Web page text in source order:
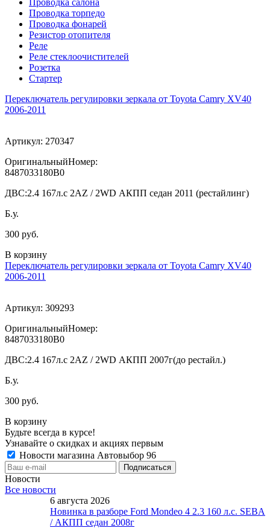
Проводка торпедо
Проводка фонарей
Резистор отопителя
Реле
Реле стеклоочистителей
Розетка
Стартер
Переключатель регулировки зеркала от Toyota Camry XV40
2006-2011
Артикул: 270347
ОригинальныйНомер:
8487033180B0
ДВС:2.4 167л.с 2AZ / 2WD АКПП седан 2011 (рестайлинг)
Б.у.
300 руб.
В корзину
Переключатель регулировки зеркала от Toyota Camry XV40
2006-2011
Артикул: 309293
ОригинальныйНомер:
8487033180B0
ДВС:2.4 167л.с 2AZ / 2WD АКПП 2007г(до рестайл.)
Б.у.
300 руб.
В корзину
Будьте всегда в курсе!
Узнавайте о скидках и акциях первым
Новости магазина Автовыбор 96
Новости
Все новости
6 августа 2026
Новинка в разборе Ford Mondeo 4 2.3 160 л.с. SEBA
/ АКПП седан 2008г